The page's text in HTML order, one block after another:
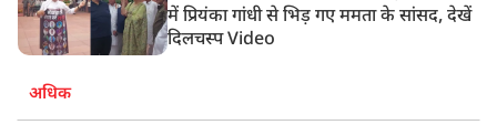
में प्रियंका गांधी से भिड़ गए ममता के सांसद, देखें
दिलचस्प Video
अधिक